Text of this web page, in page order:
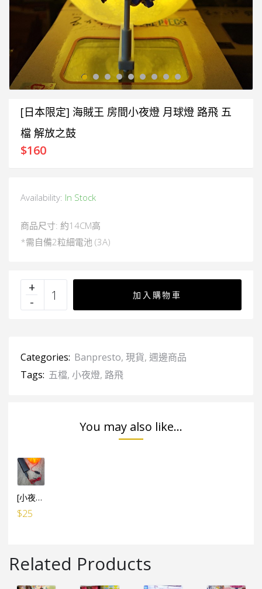
[日本限定] 海賊王 房間小夜燈 月球燈 路飛 五
檔 解放之鼓
$160
Availability: In Stock
商品尺寸: 約14CM高
*需自備2粒細電池 (3A)
加入購物車
Categories: Banpresto, 現貨, 週邊商品
Tags: 五檔, 小夜燈, 路飛
You may also like...
[小夜燈專用] USB小電池 線1米長 (有開關制)
$25
Related Products